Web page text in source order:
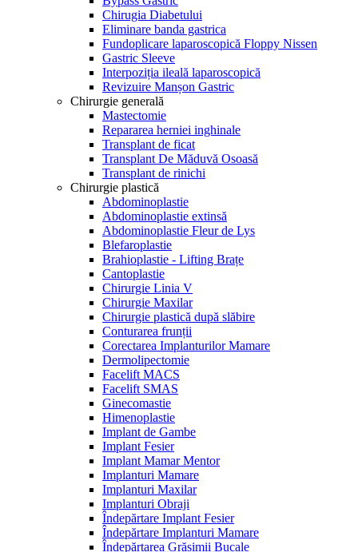
Chirugia Diabetului
Eliminare banda gastrica
Fundoplicare laparoscopică Floppy Nissen
Gastric Sleeve
Interpoziția ileală laparoscopică
Revizuire Manșon Gastric
Chirurgie generală
Mastectomie
Repararea herniei inghinale
Transplant de ficat
Transplant De Măduvă Osoasă
Transplant de rinichi
Chirurgie plastică
Abdominoplastie
Abdominoplastie extinsă
Abdominoplastie Fleur de Lys
Blefaroplastie
Brahioplastie - Lifting Brațe
Cantoplastie
Chirurgie Linia V
Chirurgie Maxilar
Chirurgie plastică după slăbire
Conturarea frunții
Corectarea Implanturilor Mamare
Dermolipectomie
Facelift MACS
Facelift SMAS
Ginecomastie
Himenoplastie
Implant de Gambe
Implant Fesier
Implant Mamar Mentor
Implanturi Mamare
Implanturi Maxilar
Implanturi Obraji
Îndepărtare Implant Fesier
Îndepărtare Implanturi Mamare
Îndepărtarea Grăsimii Bucale